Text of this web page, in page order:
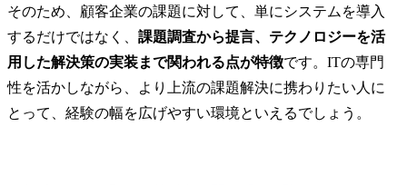
そのため、顧客企業の課題に対して、単にシステムを導入
するだけではなく、 課題調査から提言、テクノロジーを活
用した解決策の実装まで関われる点が特徴です。ITの専門
性を活かしながら、より上流の課題解決に携わりたい人に
とって、経験の幅を広げやすい環境といえるでしょう。